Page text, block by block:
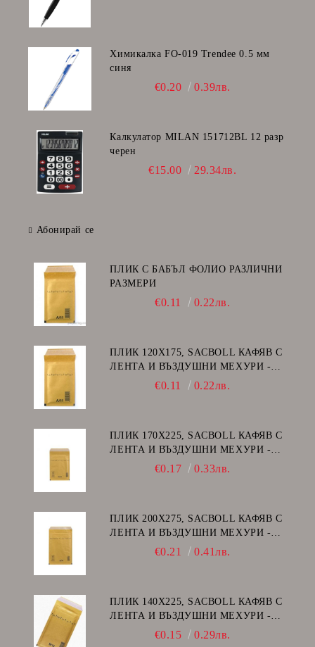
Химикалка FO-019 Trendee 0.5 мм
синя
€0.20 0.39лв.
Калкулатор MILAN 151712BL 12 разр
черен
€15.00 29.34лв.
Абонирай се
ПЛИК С БАБЪЛ ФОЛИО РАЗЛИЧНИ
РАЗМЕРИ
€0.11 0.22лв.
ПЛИК 120Х175, SACBOLL КАФЯВ С
ЛЕНТА И ВЪЗДУШНИ МЕХУРИ -
€0.11 0.22лв.
ПЛИК 170Х225, SACBOLL КАФЯВ С
ЛЕНТА И ВЪЗДУШНИ МЕХУРИ -
€0.17 0.33лв.
ПЛИК 200Х275, SACBOLL КАФЯВ С
ЛЕНТА И ВЪЗДУШНИ МЕХУРИ -
€0.21 0.41лв.
ПЛИК 140Х225, SACBOLL КАФЯВ С
ЛЕНТА И ВЪЗДУШНИ МЕХУРИ -
€0.15 0.29лв.